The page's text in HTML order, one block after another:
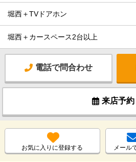
堀西＋TVドアホン
堀西＋カースペース2台以上
電話で問合わせ
来店予約
お気に入りに登録する メール